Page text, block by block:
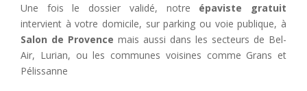
Une fois le dossier validé, notre épaviste gratuit
intervient à votre domicile, sur parking ou voie publique, à
Salon de Provence mais aussi dans les secteurs de Bel-
Air, Lurian, ou les communes voisines comme Grans et
Pélissanne